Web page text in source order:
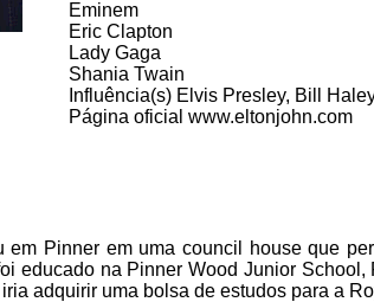
Eminem
Eric Clapton
Lady Gaga
Shania Twain
Influência(s) Elvis Presley, Bill
Página oficial www.eltonjohn.com
em Pinner em uma council house que
educado na Pinner Wood Junior
adquirir uma bolsa de estudos para a